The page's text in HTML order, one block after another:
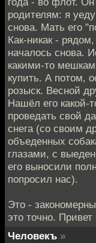
родителям: я
снова. Мать его
Как-никак -
началось снова.
какими-то
купить. А потом,
розыск. Весной
Нашёл его какой-
проведать свой
снега (со своим
объеденных
глазами, с
его выносили
попросил нас).
Это -
это точно. Привет
Человекъ »